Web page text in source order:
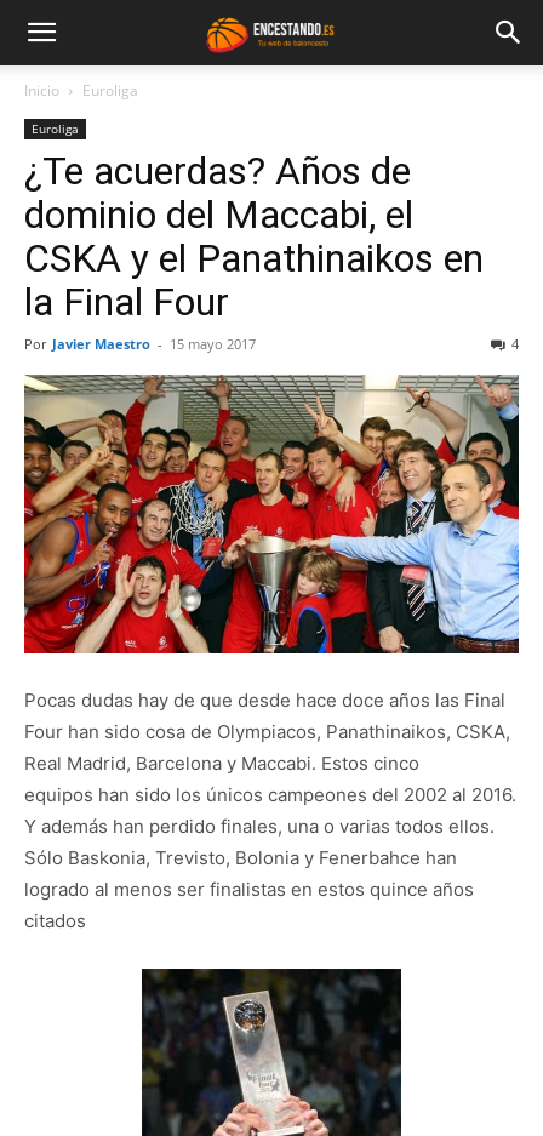
Inicio Euroliga
Euroliga
¿Te acuerdas? Años de
dominio del Maccabi, el
CSKA y el Panathinaikos en
la Final Four
Por Javier Maestro - 15 mayo 2017 4
Pocas dudas hay de que desde hace doce años las Final
Four han sido cosa de Olympiacos, Panathinaikos, CSKA,
Real Madrid, Barcelona y Maccabi. Estos cinco
equipos han sido los únicos campeones del 2002 al 2016.
Y además han perdido finales, una o varias todos ellos.
Sólo Baskonia, Trevisto, Bolonia y Fenerbahce han
logrado al menos ser finalistas en estos quince años
citados